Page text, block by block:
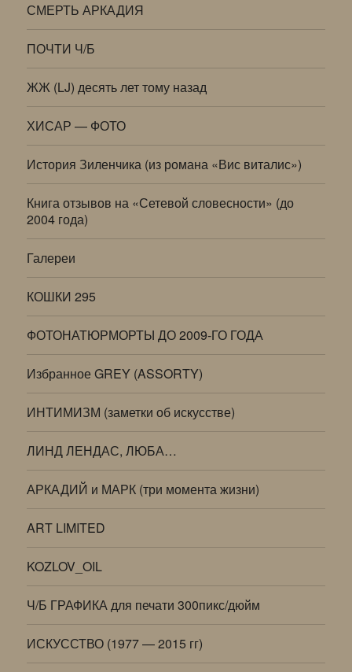
СМЕРТЬ АРКАДИЯ
ПОЧТИ Ч/Б
ЖЖ (LJ) десять лет тому назад
ХИСАР — ФОТО
История Зиленчика (из романа «Вис виталис»)
Книга отзывов на «Сетевой словесности» (до
2004 года)
Галереи
КОШКИ 295
ФОТОНАТЮРМОРТЫ ДО 2009-ГО ГОДА
Избранное GREY (ASSORTY)
ИНТИМИЗМ (заметки об искусстве)
ЛИНД ЛЕНДАС, ЛЮБА…
АРКАДИЙ и МАРК (три момента жизни)
ART LIMITED
KOZLOV_OIL
Ч/Б ГРАФИКА для печати 300пикс/дюйм
ИСКУССТВО (1977 — 2015 гг)